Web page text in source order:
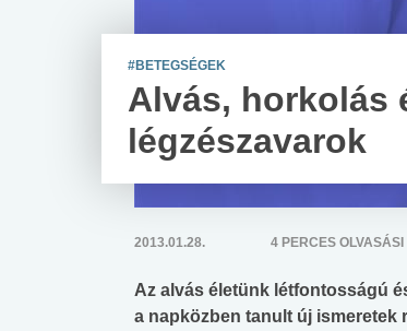
#BETEGSÉGEK
Alvás, horkolás
légzészavarok
2013.01.28. 4 PERCES OLVASÁSI
Az alvás életünk létfontosságú
a napközben tanult új ismeretek